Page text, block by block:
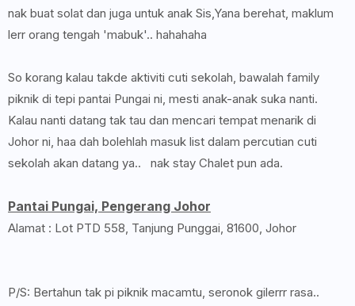
nak buat solat dan juga untuk anak Sis,Yana berehat, maklum
lerr orang tengah 'mabuk'.. hahahaha
So korang kalau takde aktiviti cuti sekolah, bawalah family
piknik di tepi pantai Pungai ni, mesti anak-anak suka nanti.
Kalau nanti datang tak tau dan mencari tempat menarik di
Johor ni, haa dah bolehlah masuk list dalam percutian cuti
sekolah akan datang ya.. nak stay Chalet pun ada.
Pantai Pungai, Pengerang Johor
Alamat : Lot PTD 558, Tanjung Punggai, 81600, Johor
P/S: Bertahun tak pi piknik macamtu, seronok gilerrr rasa..